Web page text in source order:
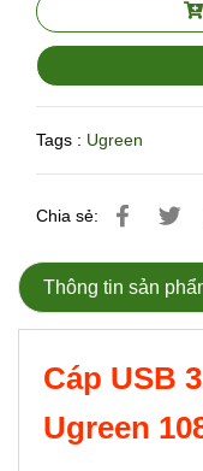
Tags : Ugreen
Chia sẻ:
Thông tin sản
Cáp USB
Ugreen